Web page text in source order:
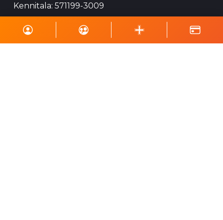
Kennitala: 571199-3009
Bnr: 327-26-112233
VSK: 102941